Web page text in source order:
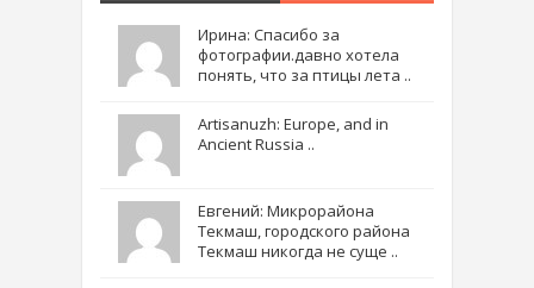
Ирина: Спасибо за
фотографии.давно хотела
понять, что за птицы лета ..
Artisanuzh: Europe, and in
Ancient Russia ..
Евгений: Микрорайона
Текмаш, городского района
Текмаш никогда не суще ..